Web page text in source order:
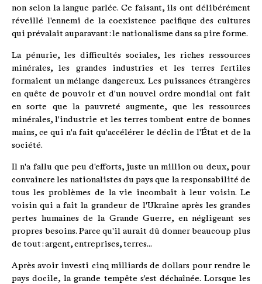
non selon la langue parlée. Ce faisant, ils ont délibérément
réveillé l'ennemi de la coexistence pacifique des cultures
qui prévalait auparavant : le nationalisme dans sa pire forme.
La pénurie, les difficultés sociales, les riches ressources
minérales, les grandes industries et les terres fertiles
formaient un mélange dangereux. Les puissances étrangères
en quête de pouvoir et d'un nouvel ordre mondial ont fait
en sorte que la pauvreté augmente, que les ressources
minérales, l'industrie et les terres tombent entre de bonnes
mains, ce qui n'a fait qu'accélérer le déclin de l'État et de la
société.
Il n'a fallu que peu d'efforts, juste un million ou deux, pour
convaincre les nationalistes du pays que la responsabilité de
tous les problèmes de la vie incombait à leur voisin. Le
voisin qui a fait la grandeur de l'Ukraine après les grandes
pertes humaines de la Grande Guerre, en négligeant ses
propres besoins. Parce qu'il aurait dû donner beaucoup plus
de tout : argent, entreprises, terres...
Après avoir investi cinq milliards de dollars pour rendre le
pays docile, la grande tempête s'est déchaînée. Lorsque les